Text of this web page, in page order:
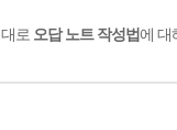
로 오답 노트 작성법 에 대